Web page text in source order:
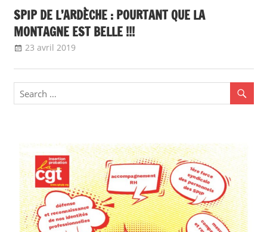
SPIP DE L’ARDÈCHE : POURTANT QUE LA
MONTAGNE EST BELLE !!!
23 avril 2019